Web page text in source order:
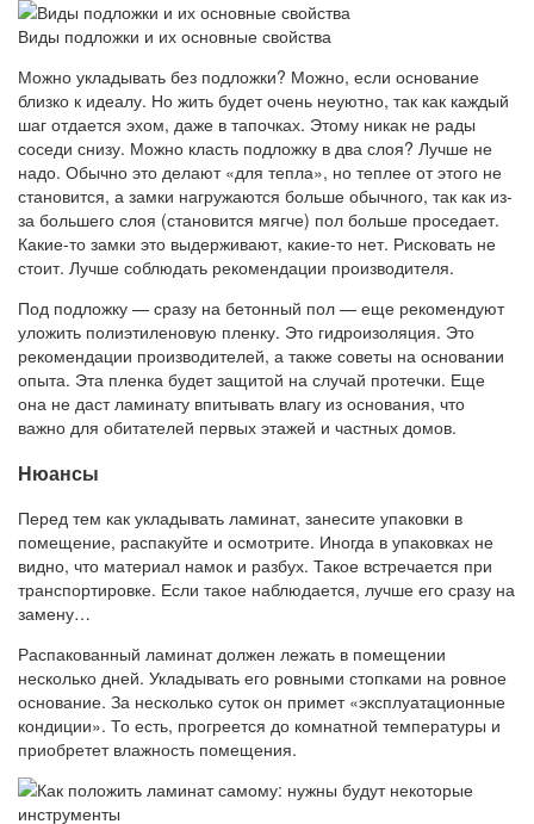
Виды подложки и их основные свойства
Можно укладывать без подложки? Можно, если основание
близко к идеалу. Но жить будет очень неуютно, так как каждый
шаг отдается эхом, даже в тапочках. Этому никак не рады
соседи снизу. Можно класть подложку в два слоя? Лучше не
надо. Обычно это делают «для тепла», но теплее от этого не
становится, а замки нагружаются больше обычного, так как из-
за большего слоя (становится мягче) пол больше проседает.
Какие-то замки это выдерживают, какие-то нет. Рисковать не
стоит. Лучше соблюдать рекомендации производителя.
Под подложку — сразу на бетонный пол — еще рекомендуют
уложить полиэтиленовую пленку. Это гидроизоляция. Это
рекомендации производителей, а также советы на основании
опыта. Эта пленка будет защитой на случай протечки. Еще
она не даст ламинату впитывать влагу из основания, что
важно для обитателей первых этажей и частных домов.
Нюансы
Перед тем как укладывать ламинат, занесите упаковки в
помещение, распакуйте и осмотрите. Иногда в упаковках не
видно, что материал намок и разбух. Такое встречается при
транспортировке. Если такое наблюдается, лучше его сразу на
замену…
Распакованный ламинат должен лежать в помещении
несколько дней. Укладывать его ровными стопками на ровное
основание. За несколько суток он примет «эксплуатационные
кондиции». То есть, прогреется до комнатной температуры и
приобретет влажность помещения.